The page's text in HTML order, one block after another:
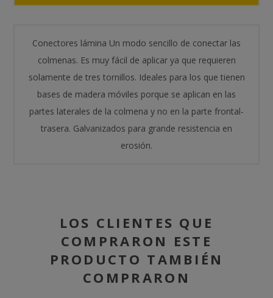
Conectores lámina Un modo sencillo de conectar las
colmenas. Es muy fácil de aplicar ya que requieren
solamente de tres tornillos. Ideales para los que tienen
bases de madera móviles porque se aplican en las
partes laterales de la colmena y no en la parte frontal-
trasera. Galvanizados para grande resistencia en
erosión.
LOS CLIENTES QUE
COMPRARON ESTE
PRODUCTO TAMBIÉN
COMPRARON